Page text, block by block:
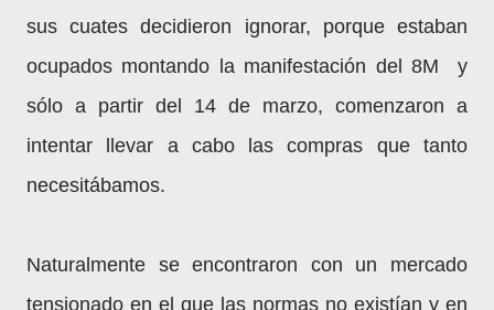
sus cuates decidieron ignorar, porque estaban
ocupados montando la manifestación del 8M y
sólo a partir del 14 de marzo, comenzaron a
intentar llevar a cabo las compras que tanto
necesitábamos.
Naturalmente se encontraron con un mercado
tensionado en el que las normas no existían y en